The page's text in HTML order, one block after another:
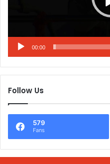
00:00
Follow Us
579
Fans